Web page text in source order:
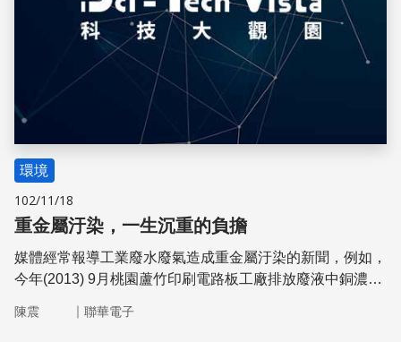
環境
102/11/18
重金屬汙染，一生沉重的負擔
媒體經常報導工業廢水廢氣造成重金屬汙染的新聞，例如，
今年(2013) 9月桃園蘆竹印刷電路板工廠排放廢液中銅濃度
等重金屬污染，還有之前的香山綠牡蠣事件，一個個案例，
陳震 ｜ 聯華電子